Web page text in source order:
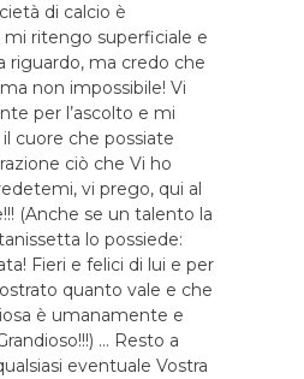
di calcio è
mi ritengo superficiale e
riguardo, ma credo che
non impossibile! Vi
per l’ascolto e mi
cuore che possiate
ciò che Vi ho
vi prego, qui al
(Anche se un talento la
lo possiede:
Fieri e felici di lui e per
quanto vale e che
è umanamente e
… Resto a
eventuale Vostra